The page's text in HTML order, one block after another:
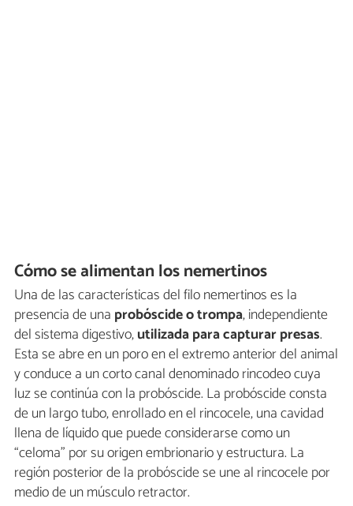
Cómo se alimentan los nemertinos
Una de las características del filo nemertinos es la
presencia de una probóscide o trompa, independiente
del sistema digestivo,utilizada para capturar presas.
Esta se abre en un poro en el extremo anterior del animal
y conduce a un corto canal denominado rincodeo cuya
luz se continúa con la probóscide. La probóscide consta
de un largo tubo, enrollado en el rincocele, una cavidad
llena de líquido que puede considerarse como un
“celoma” por su origen embrionario y estructura. La
región posterior de la probóscide se une al rincocele por
medio de un músculo retractor.